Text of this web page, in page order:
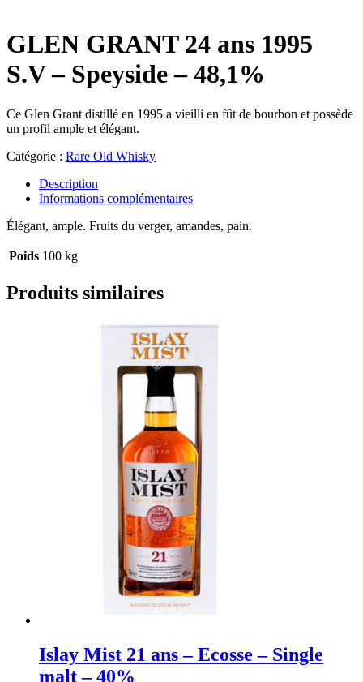
GLEN GRANT 24 ans 1995
S.V – Speyside – 48,1%
Ce Glen Grant distillé en 1995 a vieilli en fût de bourbon et possède
un profil ample et élégant.
Catégorie : Rare Old Whisky
Description
Informations complémentaires
Élégant, ample. Fruits du verger, amandes, pain.
Poids 100 kg
Produits similaires
Islay Mist 21 ans – Ecosse – Single
malt – 40%